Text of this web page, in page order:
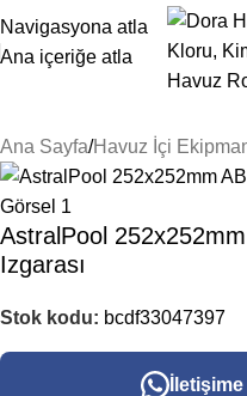
Navigasyona atla
Ana içeriğe atla
Ana Sayfa Havuz İçi
AstralPool
Izgarası
Stok kodu: bcdf33047397